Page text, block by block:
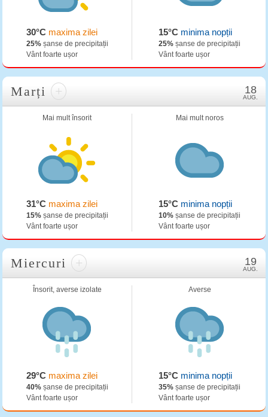
30°Cmaxima zilei
25%șanse de precipitații
Vânt foarte ușor
15°C minima nopții
25% șanse de precipitații
Vânt foarte ușor
Marți + 18
AUG.
Mai mult însorit
31°Cmaxima zilei
15%șanse de precipitații
Vânt foarte ușor
Mai mult noros
15°C minima nopții
10% șanse de precipitații
Vânt foarte ușor
Miercuri + 19
AUG.
Însorit, averse izolate
29°Cmaxima zilei
40%șanse de precipitații
Vânt foarte ușor
Averse
15°C minima nopții
35% șanse de precipitații
Vânt foarte ușor